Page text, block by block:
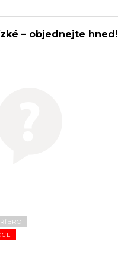
– objednejte hned!